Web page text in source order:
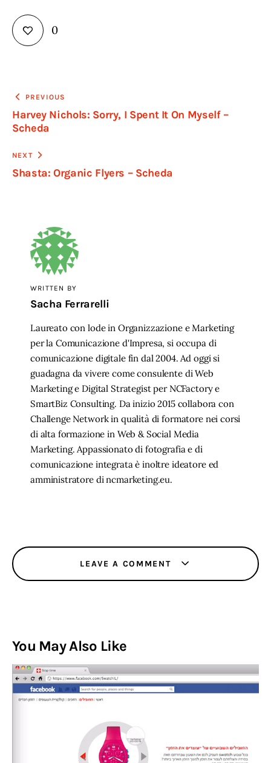
0
Navigazione
articoli
PREVIOUS
Harvey Nichols: Sorry, I Spent It On Myself –
Scheda
NEXT
Shasta: Organic Flyers – Scheda
WRITTEN BY
Sacha Ferrarelli
Laureato con lode in Organizzazione e Marketing
per la Comunicazione d'Impresa, si occupa di
comunicazione digitale fin dal 2004. Ad oggi si
guadagna da vivere come consulente di Web
Marketing e Digital Strategist per NCFactory e
SmartBiz Consulting. Da inizio 2015 collabora con
Challenge Network in qualità di formatore nei corsi
di alta formazione in Web & Social Media
Marketing. Appassionato di fotografia e di
comunicazione integrata è inoltre ideatore ed
amministratore di ncmarketing.eu.
LEAVE A COMMENT
You May Also Like